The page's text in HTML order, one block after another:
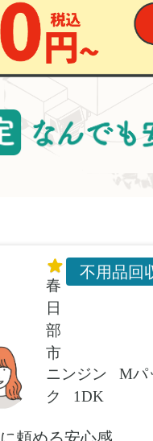
春
日
部
市
ニンジン
Mパ
ク
1DK
不用品回